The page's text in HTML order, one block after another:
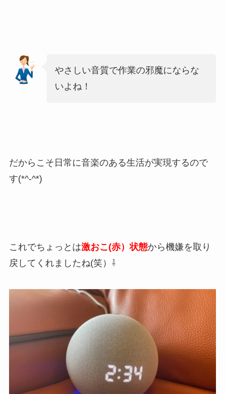
やさしい音質で作業の邪魔にならな
いよね！
だからこそ日常に音楽のある生活が実現するので
す(*^-^*)
これでちょっとは激おこ(赤）状態から機嫌を取り
戻してくれましたね(笑）⇩